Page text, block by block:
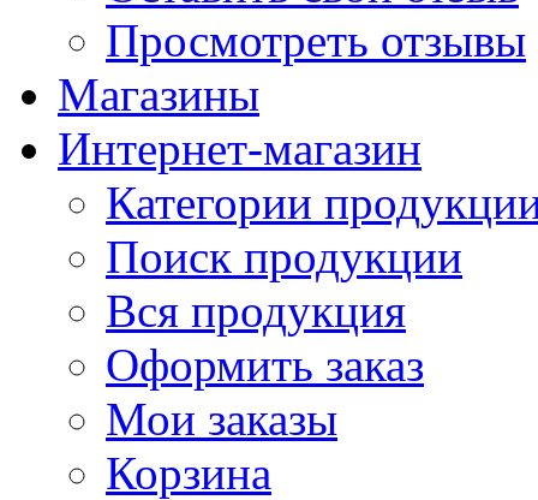
Просмотреть отзывы
Магазины
Интернет-магазин
Категории
Поиск продукции
Вся продукция
Оформить заказ
Мои заказы
Корзина